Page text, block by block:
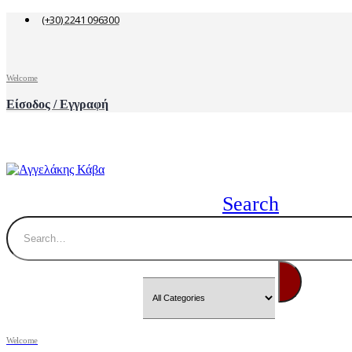
(+30) 2241 096300
Welcome
Είσοδος / Εγγραφή
Search
Welcome